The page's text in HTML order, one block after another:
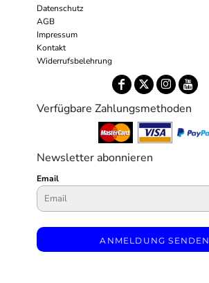
Datenschutz
AGB
Impressum
Kontakt
Widerrufsbelehrung
Verfügbare Zahlungsmethoden
Newsletter abonnieren
Email
ANMELDUNG SENDEN